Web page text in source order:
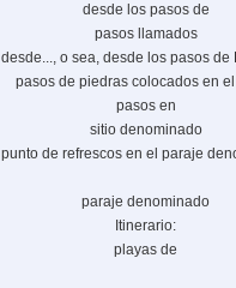
desde los pasos de
pasos llamados
desde..., o sea, desde los pasos de
pasos de piedras colocados en
pasos en
sitio denominado
punto de refrescos en el paraje
paraje denominado
Itinerario:
playas de